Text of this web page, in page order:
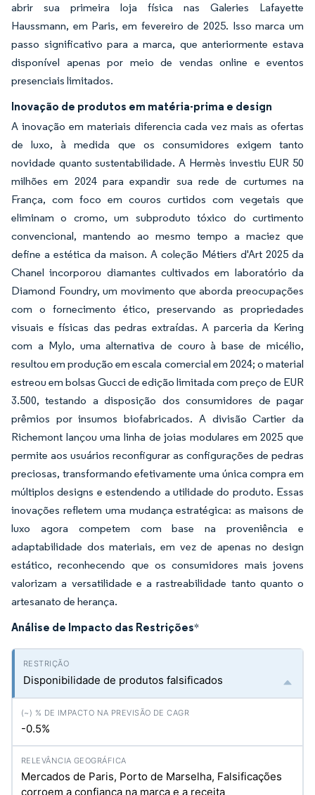
abrir sua primeira loja física nas Galeries Lafayette
Haussmann, em Paris, em fevereiro de 2025. Isso marca um
passo significativo para a marca, que anteriormente estava
disponível apenas por meio de vendas online e eventos
presenciais limitados.
Inovação de produtos em matéria-prima e design
A inovação em materiais diferencia cada vez mais as ofertas
de luxo, à medida que os consumidores exigem tanto
novidade quanto sustentabilidade. A Hermès investiu EUR 50
milhões em 2024 para expandir sua rede de curtumes na
França, com foco em couros curtidos com vegetais que
eliminam o cromo, um subproduto tóxico do curtimento
convencional, mantendo ao mesmo tempo a maciez que
define a estética da maison. A coleção Métiers d'Art 2025 da
Chanel incorporou diamantes cultivados em laboratório da
Diamond Foundry, um movimento que aborda preocupações
com o fornecimento ético, preservando as propriedades
visuais e físicas das pedras extraídas. A parceria da Kering
com a Mylo, uma alternativa de couro à base de micélio,
resultou em produção em escala comercial em 2024; o material
estreou em bolsas Gucci de edição limitada com preço de EUR
3.500, testando a disposição dos consumidores de pagar
prêmios por insumos biofabricados. A divisão Cartier da
Richemont lançou uma linha de joias modulares em 2025 que
permite aos usuários reconfigurar as configurações de pedras
preciosas, transformando efetivamente uma única compra em
múltiplos designs e estendendo a utilidade do produto. Essas
inovações refletem uma mudança estratégica: as maisons de
luxo agora competem com base na proveniência e
adaptabilidade dos materiais, em vez de apenas no design
estático, reconhecendo que os consumidores mais jovens
valorizam a versatilidade e a rastreabilidade tanto quanto o
artesanato de herança.
Análise de Impacto das Restrições*
Disponibilidade de produtos falsificados
-0.5%
Mercados de Paris, Porto de Marselha, Falsificações
corroem a confiança na marca e a receita